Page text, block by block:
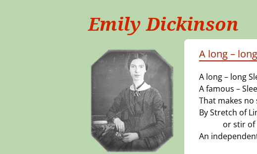
Emily Dickinson
A long –
A long – long
A famous –
That makes
By Stretch of
or stir of
An